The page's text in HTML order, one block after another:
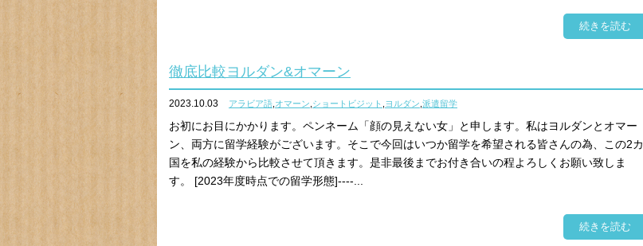
続きを読む
徹底比較ヨルダン&オマーン
2023.10.03 アラビア語 オマーン ショートビジット ヨルダン 派遣留学
お初にお目にかかります。ペンネーム「顔の見えない女」と申します。私はヨルダンとオマー
ン、両方に留学経験がございます。そこで今回はいつか留学を希望される皆さんの為、この2カ
国を私の経験から比較させて頂きます。是非最後までお付き合いの程よろしくお願い致しま
す。 [2023年度時点での留学形態]----...
続きを読む